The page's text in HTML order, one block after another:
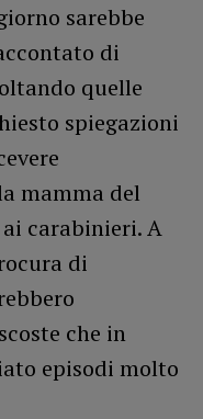
sarebbe
di
quelle
spiegazioni
mamma del
carabinieri. A
di
che in
episodi molto